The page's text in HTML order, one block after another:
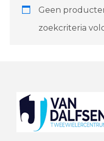
Geen
zoekcriteria
Footer